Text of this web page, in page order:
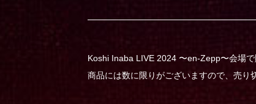
Koshi Inaba LIVE 2024 〜en-Zepp〜会場で
商品には数に限りがございますので、売り